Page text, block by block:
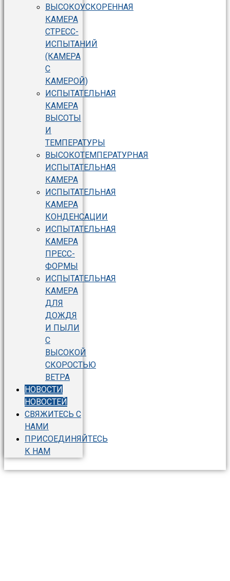
ВЫСОКОУСКОРЕННАЯ
КАМЕРА
СТРЕСС-
ИСПЫТАНИЙ
(КАМЕРА
С
КАМЕРОЙ)
ИСПЫТАТЕЛЬНАЯ
КАМЕРА
ВЫСОТЫ
И
ТЕМПЕРАТУРЫ
ВЫСОКОТЕМПЕРАТУРНАЯ
ИСПЫТАТЕЛЬНАЯ
КАМЕРА
ИСПЫТАТЕЛЬНАЯ
КАМЕРА
КОНДЕНСАЦИИ
ИСПЫТАТЕЛЬНАЯ
КАМЕРА
ПРЕСС-
ФОРМЫ
ИСПЫТАТЕЛЬНАЯ
КАМЕРА
ДЛЯ
ДОЖДЯ
И ПЫЛИ
С
ВЫСОКОЙ
СКОРОСТЬЮ
ВЕТРА
НОВОСТИ
НОВОСТЕЙ
СВЯЖИТЕСЬ С
НАМИ
ПРИСОЕДИНЯЙТЕСЬ
К НАМ